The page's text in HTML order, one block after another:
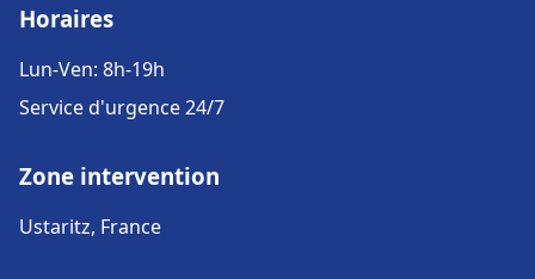
Horaires
Lun-Ven: 8h-19h
Service d'urgence 24/7
Zone intervention
Ustaritz, France